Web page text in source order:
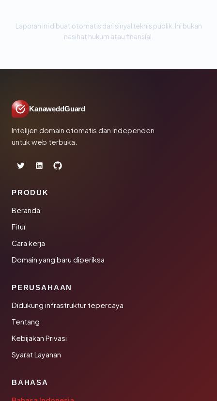
Laporan ini dibuat otomatis dari sinyal teknis publik. Ini bukan
nasihat hukum atau finansial.
KanaweddGuard
Intelijen domain otomatis dan independen
untuk web terbuka.
PRODUK
Beranda
Fitur
Cara kerja
Domain yang baru diperiksa
PERUSAHAAN
Didukung infrastruktur tepercaya
Tentang
Kebijakan Privasi
Syarat Layanan
BAHASA